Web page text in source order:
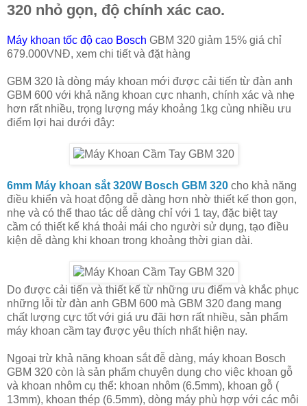
320 nhỏ gọn, độ chính xác cao.
Máy khoan tốc độ cao Bosch GBM 320 giảm 15% giá chỉ
679.000VNĐ, xem chi tiết và đặt hàng
GBM 320 là dòng máy khoan mới được cải tiến từ đàn anh
GBM 600 với khả năng khoan cực nhanh, chính xác và nhẹ
hơn rất nhiều, trọng lượng máy khoảng 1kg cùng nhiều ưu
điểm lợi hai dưới đây:
6mm Máy khoan sắt 320W Bosch GBM 320 cho khả năng
điều khiển và hoạt động dễ dàng hơn nhờ thiết kế thon gọn,
nhẹ và có thể thao tác dễ dàng chỉ với 1 tay, đặc biệt tay
cầm có thiết kế khá thoải mái cho người sử dụng, tạo điều
kiện dễ dàng khi khoan trong khoảng thời gian dài.
Do được cải tiến và thiết kế từ những ưu điểm và khắc phục
những lỗi từ đàn anh GBM 600 mà GBM 320 đang mang
chất lượng cực tốt với giá ưu đãi hơn rất nhiều, sản phẩm
máy khoan cầm tay được yêu thích nhất hiện nay.
Ngoại trừ khả năng khoan sắt đễ dàng, máy khoan Bosch
GBM 320 còn là sản phẩm chuyên dụng cho việc khoan gỗ
và khoan nhôm cụ thể: khoan nhôm (6.5mm), khoan gỗ (
13mm), khoan thép (6.5mm), dòng máy phù hợp với các môi